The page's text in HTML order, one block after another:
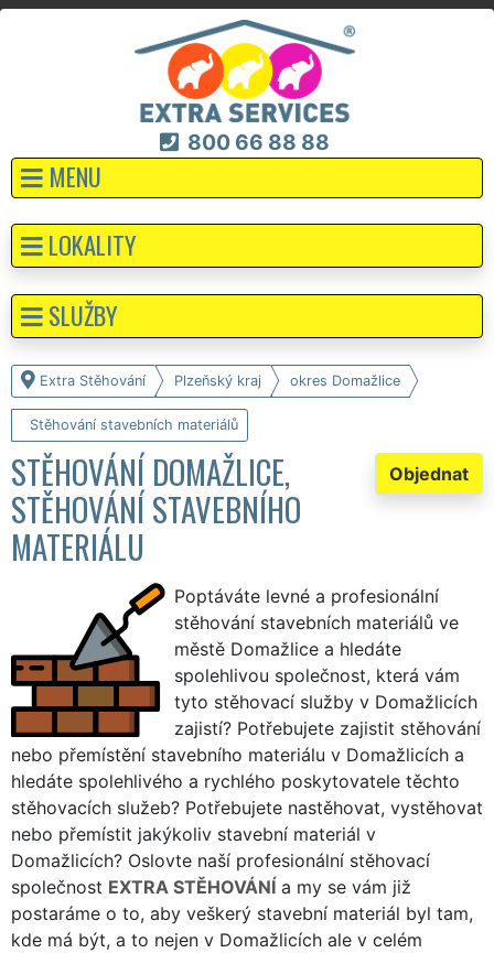
800 66 88 88
MENU
Extra Stěhování Plzeňský kraj okres Domažlice
Stěhování stavebních materiálů
Objednat
STĚHOVÁNÍ DOMAŽLICE,
STĚHOVÁNÍ STAVEBNÍHO
MATERIÁLU
Poptáváte levné a profesionální
stěhování stavebních materiálů ve
městě Domažlice a hledáte
spolehlivou společnost, která vám
tyto stěhovací služby v Domažlicích
zajistí? Potřebujete zajistit stěhování
nebo přemístění stavebního materiálu v Domažlicích a
hledáte spolehlivého a rychlého poskytovatele těchto
stěhovacích služeb? Potřebujete nastěhovat, vystěhovat
nebo přemístit jakýkoliv stavební materiál v
Domažlicích? Oslovte naší profesionální stěhovací
společnost EXTRA STĚHOVÁNÍ a my se vám již
postaráme o to, aby veškerý stavební materiál byl tam,
kde má být, a to nejen v Domažlicích ale v celém
LOKALITY
SLUŽBY